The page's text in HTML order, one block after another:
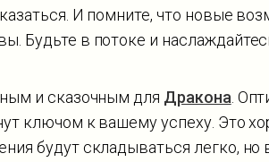
И помните, что новые
Будьте в потоке и
и сказочным для Дракона .
ключом к вашему успеху. Это
будут складываться легко, но